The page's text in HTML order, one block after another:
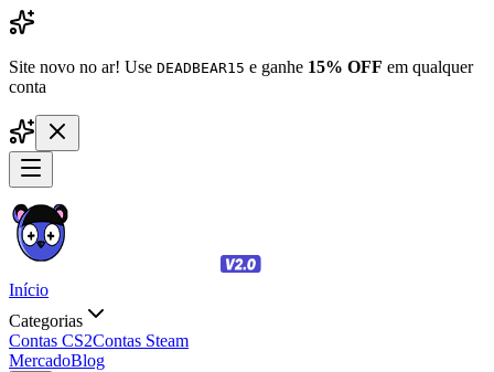
Site novo no ar! Use DEADBEAR15 e ganhe 15% OFF em qualquer
conta
Início
Categorias
Contas CS2Contas Steam
MercadoBlog